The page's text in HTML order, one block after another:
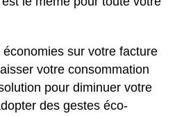
sur votre facture
votre consommation
pour diminuer votre
des gestes éco-